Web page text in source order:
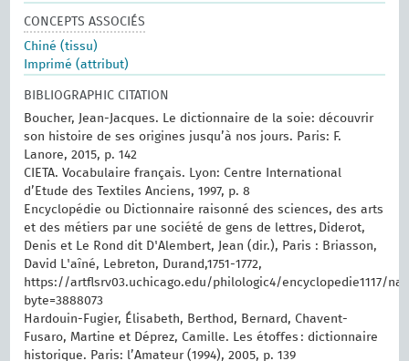
CONCEPTS ASSOCIÉS
Chiné (tissu)
Imprimé (attribut)
BIBLIOGRAPHIC CITATION
Boucher, Jean-Jacques. Le dictionnaire de la soie: découvrir
son histoire de ses origines jusqu’à nos jours. Paris: F.
Lanore, 2015, p. 142
CIETA. Vocabulaire français. Lyon: Centre International
d’Etude des Textiles Anciens, 1997, p. 8
Encyclopédie ou Dictionnaire raisonné des sciences, des arts
et des métiers par une société de gens de lettres, Diderot,
Denis et Le Rond dit D'Alembert, Jean (dir.), Paris : Briasson,
David L'aîné, Lebreton, Durand,1751-1772,
https://artflsrv03.uchicago.edu/philologic4/encyclopedie1117/
byte=3888073
Hardouin-Fugier, Élisabeth, Berthod, Bernard, Chavent-
Fusaro, Martine et Déprez, Camille. Les étoffes : dictionnaire
historique. Paris: l’Amateur (1994), 2005, p. 139